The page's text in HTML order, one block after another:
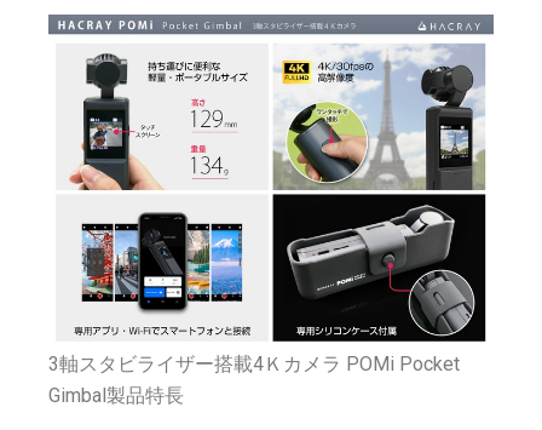
3軸スタビライザー搭載4Ｋカメラ POMi Pocket
Gimbal製品特長